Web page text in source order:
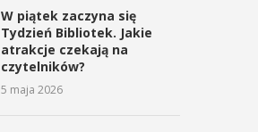
W piątek zaczyna się
Tydzień Bibliotek. Jakie
atrakcje czekają na
czytelników?
5 maja 2026